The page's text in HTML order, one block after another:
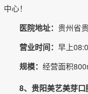
中心！
医院地址： 贵州省
营业时间： 早上
规模： 经营面积
8、贵阳美艺美芽口